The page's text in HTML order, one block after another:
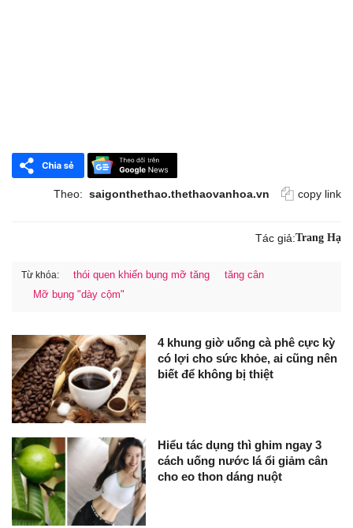
Theo: saigonthethao.thethaovanhoa.vn copy link
Tác giả:Trang Hạ
Từ khóa: thói quen khiến bụng mỡ tăng
tăng cân
Mỡ bụng "dày cộm"
4 khung giờ uống cà phê cực kỳ
có lợi cho sức khỏe, ai cũng nên
biết để không bị thiệt
Hiểu tác dụng thì ghim ngay 3
cách uống nước lá ổi giảm cân
cho eo thon dáng nuột